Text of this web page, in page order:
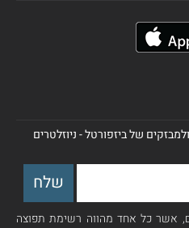
של ביזפורטל - ניוזלטרים
אשר כל אחד מהווה רשימת תפוצה